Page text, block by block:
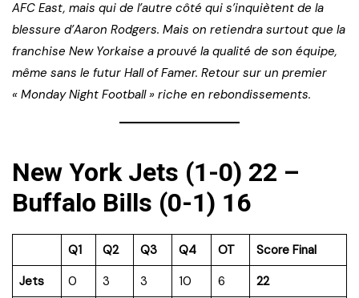
AFC East, mais qui de l’autre côté qui s’inquiètent de la
blessure d’Aaron Rodgers. Mais on retiendra surtout que la
franchise New Yorkaise a prouvé la qualité de son équipe,
même sans le futur Hall of Famer. Retour sur un premier
« Monday Night Football » riche en rebondissements.
New York Jets (1-0) 22 –
Buffalo Bills (0-1) 16
Q1 Q2 Q3 Q4 OT
Score Final
Jets
0 3 3 10 6
22